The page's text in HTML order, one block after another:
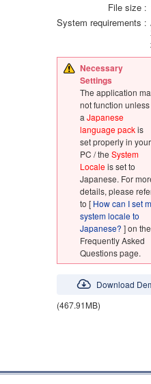
File size
System requirements
Necessary
Settings
The application
not function unless
aJapanese
language packis
set properly in your
PC / the System
Localeis set to
Japanese. For
details, please
to [ How can I set
system locale to
Japanese? ] on the
Frequently Asked
Questions page.
Download
(467.91MB)